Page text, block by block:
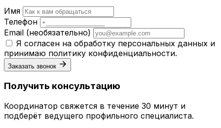
Имя
Телефон
Email (необязательно)
Я согласен на обработку персональных данных и
принимаю политику конфиденциальности.
Заказать звонок
Получить консультацию
Координатор свяжется в течение 30 минут и
подберёт ведущего профильного специалиста.